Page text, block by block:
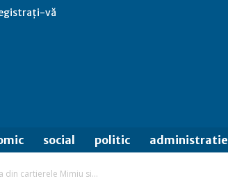
vă
social politic administratie
din cartierele Mimiu si...